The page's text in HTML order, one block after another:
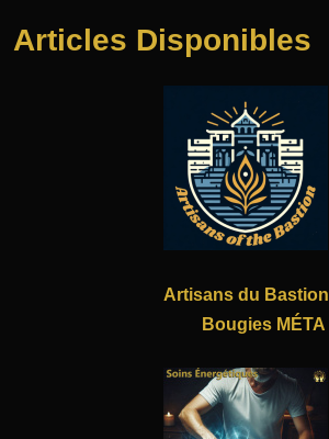
Articles Disponibles
Artisans du Bastion
Bougies MÉTA